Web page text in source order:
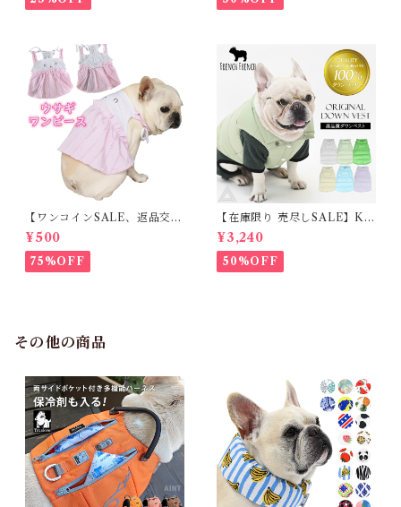
【ワンコインSALE、返品交換
不可】KM171SK フレンチブ
ルドック 犬服 女の子 ピンク
スカート
¥500
75%OFF
【在庫限り 売尽しSALE】K
M952Tダウンベスト 100%ダ
ウン・フェザー 犬 犬服 ダウン
ジャケット ベスト フレンチブ
ルドッグ 冬服 極暖 暖かい 可
¥3,240
50%OFF
その他の商品